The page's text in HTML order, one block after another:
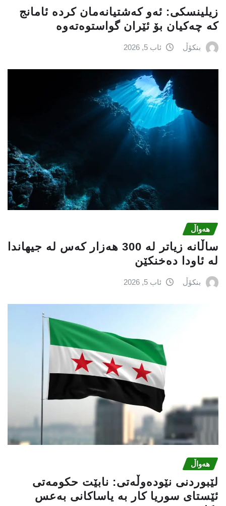
زیلینسكی: ئەو كەشتیانەمان كردە ئامانج
كە چەكیان بۆ ئێران گواستوەتەوە
بنکۆڵ ئاب 5, 2026
هەواڵ
ساڵانە زیاتر لە 300 هەزار كەس لە جیهاندا
لە ئاودا دەخنكێن
بنکۆڵ ئاب 5, 2026
هەواڵ
لێبوردنی نێودەوڵەتی: نابێت حكومەتی
ئێستای سوریا كار بە یاساكانی بەعس